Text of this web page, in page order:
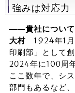
強みは対応力
――貴社について
大村1924年1月(
印刷部」として
2024年に100周
ここ数年で、シ
部門もあるなど